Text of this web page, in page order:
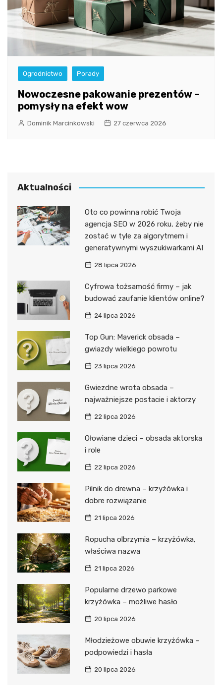
Ogrodnictwo Porady
Nowoczesne pakowanie prezentów –
pomysły na efekt wow
Dominik Marcinkowski 27 czerwca 2026
Aktualności
Oto co powinna robić Twoja
agencja SEO w 2026 roku, żeby nie
zostać w tyle za algorytmem i
generatywnymi wyszukiwarkami AI
28 lipca 2026
Cyfrowa tożsamość firmy – jak
budować zaufanie klientów online?
24 lipca 2026
Top Gun: Maverick obsada –
gwiazdy wielkiego powrotu
23 lipca 2026
Gwiezdne wrota obsada –
najważniejsze postacie i aktorzy
22 lipca 2026
Ołowiane dzieci – obsada aktorska
i role
22 lipca 2026
Pilnik do drewna – krzyżówka i
dobre rozwiązanie
21 lipca 2026
Ropucha olbrzymia – krzyżówka,
właściwa nazwa
21 lipca 2026
Popularne drzewo parkowe
krzyżówka – możliwe hasło
20 lipca 2026
Młodzieżowe obuwie krzyżówka –
podpowiedzi i hasła
20 lipca 2026